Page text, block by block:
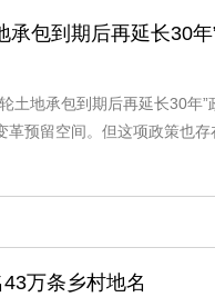
承包到期后再延长30
土地承包到期后再延长30年
革预留空间。但这项政策也
万条乡村地名